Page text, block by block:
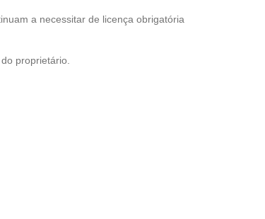
a necessitar de licença obrigatória
proprietário.